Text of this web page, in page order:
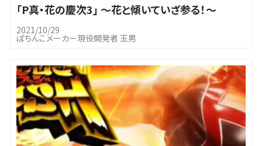
｢P真・花の慶次3」 ～花と傾いていざ参る！～
2021/10/29
ぱちんこメーカー現役開発者 玉男